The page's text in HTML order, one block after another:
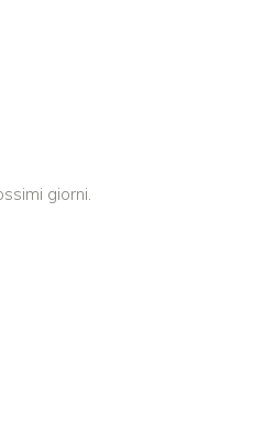
giorni.